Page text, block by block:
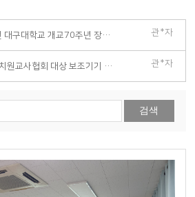
2026년 대구대학교 개교70주년 장애인의 날 기념행사 참여 관*자
몽골 유치원교사협회 대상 보조기기 교육 실시 관*자
검색